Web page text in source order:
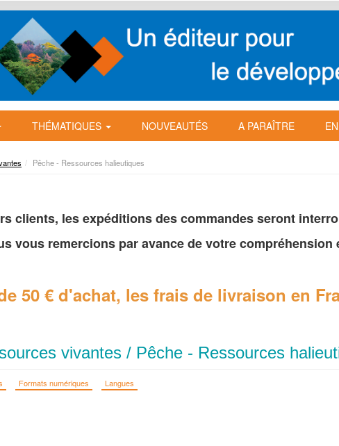
THÉMATIQUES NOUVEAUTÉS A PARAÎTRE
Pêche - Ressources halieutiques
clients, les expéditions des commandes seront
vous remercions par avance de votrecompréhension
50 € d'achat, les frais de livraison en
vivantes / Pêche - Ressources
Formats numériques Langues